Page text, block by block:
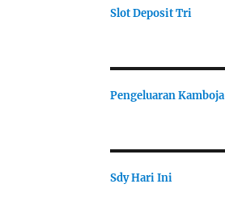
Slot Deposit Tri
Pengeluaran Kamboja
Sdy Hari Ini